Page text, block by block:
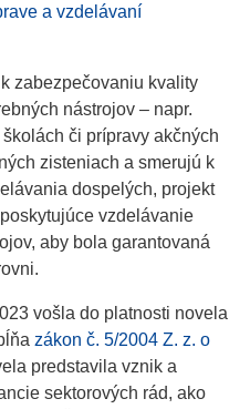
a vzdelávaní
zabezpečovaniu kvality
nástrojov – napr.
či prípravy akčných
zisteniach a smerujú k
dospelých, projekt
vzdelávanie
aby bola garantovaná
vošla do platnosti novela
zákon č. 5/2004 Z. z. o
predstavila vznik a
sektorových rád, ako